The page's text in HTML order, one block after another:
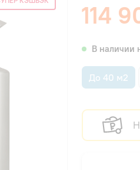
114
В наличии
До 40 м2